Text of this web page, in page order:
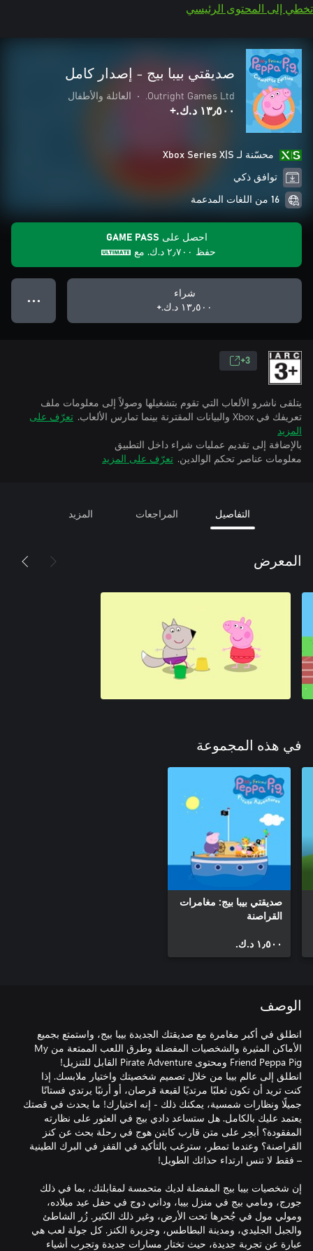
تخطي إلى المحتوى الرئيسي
صديقتي بيبا بيج - إصدار كامل
Outright Games Ltd.
• العائلة والأطفال
١٣٫٥٠٠ د.ك.‏+
محسّنة لـ Xbox Series X|S
توافق ذكي
16 من اللغات المدعمة
احصل على GAME PASS
حفظ ٢٫٧٠٠ د.ك.‏ مع
شراء
١٣٫٥٠٠ د.ك.‏+
● ● ●
3+
يتلقى ناشرو الألعاب التي تقوم بتشغيلها وصولاً إلى معلومات ملف
تعريفك في Xbox والبيانات المقترنة بينما تمارس الألعاب.
تعرّف على
المزيد
بالإضافة إلى تقديم عمليات شراء داخل التطبيق
معلومات عناصر تحكم الوالدين. تعرّف على المزيد
التفاصيل المراجعات المزيد
المعرض
في هذه المجموعة
صديقتي بيبا بيج: مغامرات
القراصنة
١٫٥٠٠ د.ك.‏
الوصف
انطلق في أكبر مغامرة مع صديقتك الجديدة بيبا بيج، واستمتع بجميع
الأماكن المثيرة والشخصيات المفضلة وطرق اللعب الممتعة من My
انطلق إلى عالم بيبا من خلال تصميم شخصيتك واختيار ملابسك. إذا
كنت تريد أن تكون ثعلبًا مرتديًا لقبعة قرصان، أو أرنبًا يرتدي فستانًا
جميلًا ونظارات شمسية، يمكنك ذلك - إنه اختيارك! ما يحدث في قصتك
يعتمد عليك بالكامل. هل ستساعد دادي بيج في العثور على نظارته
المفقودة؟ أبحِر على متن قارب كابتن هوج في رحلة بحث عن كنز
القراصنة؟ وعندما تمطر، سترغب بالتأكيد في القفز في البرك الطينية
إن شخصيات بيبا بيج المفضلة لديك متحمسة لمقابلتك، بما في ذلك
جورج، ومامي بيج في منزل بيبا، وداني دوج في حفل عيد ميلاده،
ومولي مول في جُحرها تحت الأرض، وغير ذلك الكثير. زُر الشاطئ
والجبل الجليدي، ومدينة البطاطس، وجزيرة الكنز. كل جولة لعب هي
عبارة عن تجربة جديدة، حيث تختار مسارات جديدة وتجرب أشياء